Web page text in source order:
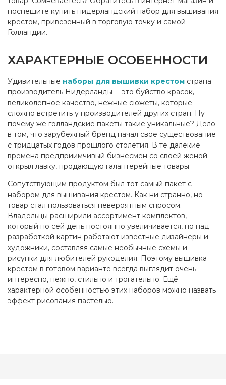
поспешите купить нидерландский набор для вышивания
крестом, привезенный в торговую точку и самой
Голландии.
ХАРАКТЕРНЫЕ ОСОБЕННОСТИ
Удивительные наборы для вышивки крестом страна
производитель Нидерланды —это буйство красок,
великолепное качество, нежные сюжеты, которые
сложно встретить у производителей других стран. Ну
почему же голландские пакеты такие уникальные? Дело
в том, что зарубежный бренд начал свое существование
с тридцатых годов прошлого столетия. В те далекие
времена предприимчивый бизнесмен со своей женой
открыл лавку, продающую галантерейные товары.
Сопутствующим продуктом был тот самый пакет с
набором для вышивания крестом. Как ни странно, но
товар стал пользоваться невероятным спросом.
Владельцы расширили ассортимент комплектов,
который по сей день постоянно увеличивается, но над
разработкой картин работают известные дизайнеры и
художники, составляя самые необычные схемы и
рисунки для любителей рукоделия. Поэтому вышивка
крестом в готовом варианте всегда выглядит очень
интересно, нежно, стильно и трогательно. Ещё
характерной особенностью этих наборов можно назвать
эффект рисования пастелью.